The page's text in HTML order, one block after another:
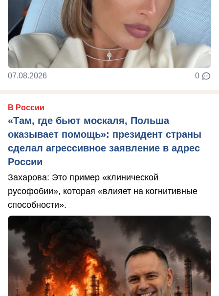
07.08.2026 0
В России
«Там, где бьют москаля, Польша
оказывает помощь»: президент страны
сделал агрессивное заявление в адрес
России
Захарова: Это пример «клинической
русофобии», которая «влияет на когнитивные
способности».